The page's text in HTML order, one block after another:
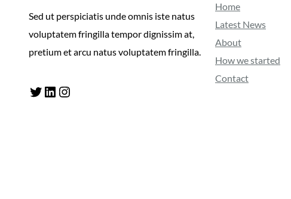
Sed ut perspiciatis unde omnis iste natus
voluptatem fringilla tempor dignissim at,
pretium et arcu natus voluptatem fringilla.
Twitter LinkedIn Instagram
Home
Latest News
About
How we started
Contact